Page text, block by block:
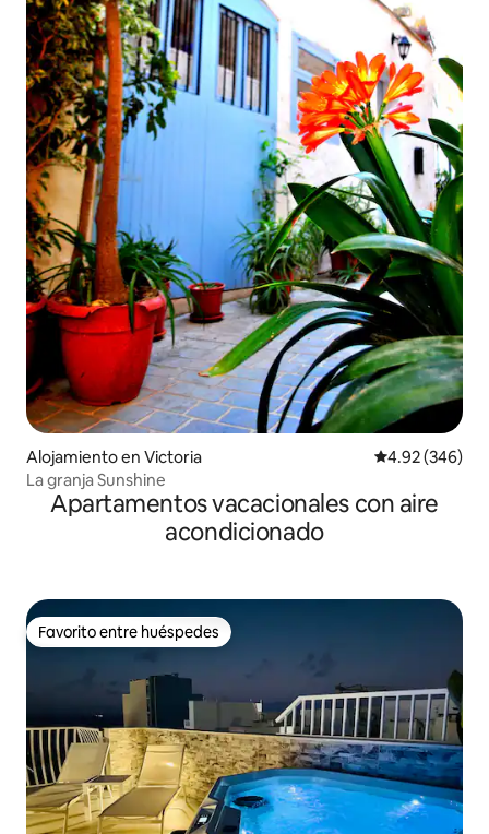
Alojamiento en Victoria Calificación
4.92 (346)
La granja Sunshine
Apartamentos vacacionales con aire
acondicionado
Favorito entre huéspedes
Favorito entre huéspedes